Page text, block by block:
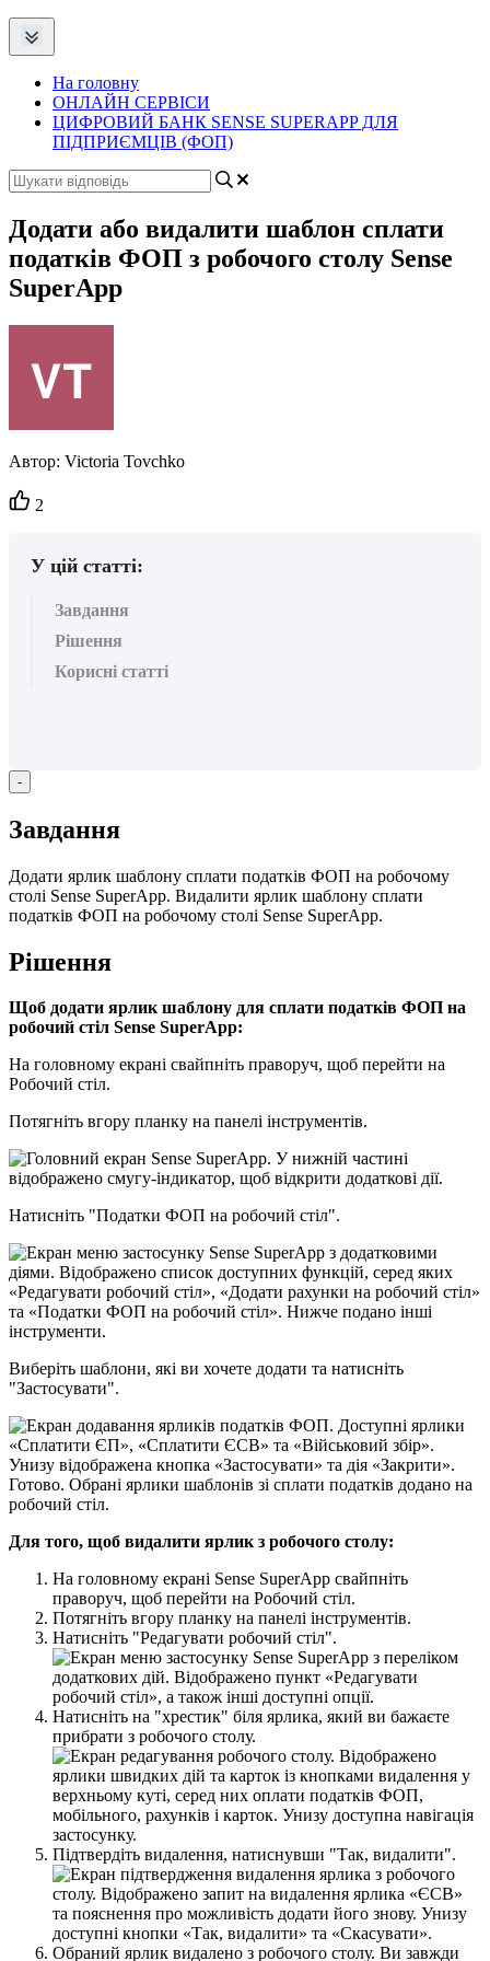
На головну
ОНЛАЙН СЕРВІСИ
ЦИФРОВИЙ БАНК SENSE SUPERAPP ДЛЯ
ПІДПРИЄМЦІВ (ФОП)
Додати або видалити шаблон сплати
податків ФОП з робочого столу Sense
SuperApp
Автор: Victoria Tovchko
Кількість
вподобайок:
2
У цій статті:
Завдання
Рішення
Корисні статті
-
Завдання
Додати ярлик шаблону сплати податків ФОП на робочому
столі Sense SuperApp. Видалити ярлик шаблону сплати
податків ФОП на робочому столі Sense SuperApp.
Рішення
Щоб додати ярлик шаблону для сплати податків ФОП на
робочий стіл Sense SuperApp:
На головному екрані свайпніть праворуч, щоб перейти на
Робочий стіл.
Потягніть вгору планку на панелі інструментів.
Натисніть "Податки ФОП на робочий стіл".
Виберіть шаблони, які ви хочете додати та натисніть
"Застосувати".
Готово. Обрані ярлики шаблонів зі сплати податків додано на
робочий стіл.
Для того, щоб видалити ярлик з робочого столу:
На головному екрані Sense SuperApp свайпніть
праворуч, щоб перейти на Робочий стіл.
Потягніть вгору планку на панелі інструментів.
Натисніть "Редагувати робочий стіл".
Натисніть на "хрестик" біля ярлика, який ви бажаєте
прибрати з робочого столу.
Підтвердіть видалення, натиснувши "Так, видалити".
Обраний ярлик видалено з робочого столу. Ви завжди